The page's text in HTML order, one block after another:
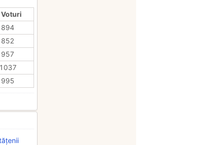
894
852
957
1037
995